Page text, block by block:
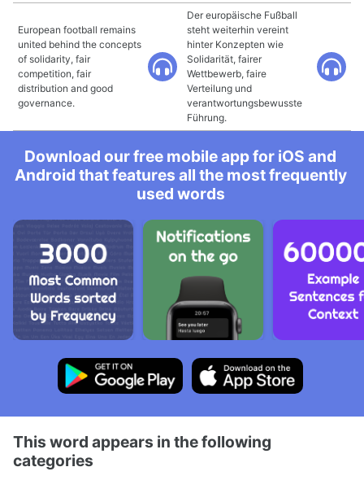
European football remains
united behind the concepts
of solidarity, fair
competition, fair
distribution and good
governance.
Der europäische Fußball
steht weiterhin vereint
hinter Konzepten wie
Solidarität, fairer
Wettbewerb, faire
Verteilung und
verantwortungsbewusste
Führung.
Download our free mobile app for iOS and
Android that features all the most frequently
used words
This word appears in the following
categories